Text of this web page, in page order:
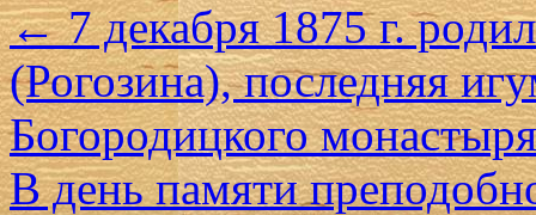
←7 декабря 1875 г.
(Рогозина), последняя
Богородицкого монастыря
В день памяти